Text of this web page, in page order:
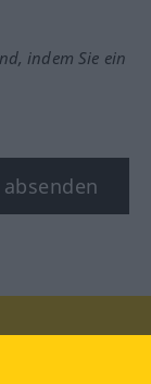
indem Sie ein